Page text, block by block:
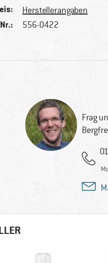
Herstellerangaben
556-0422
Frag